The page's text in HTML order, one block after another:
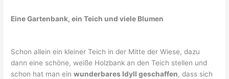
Eine Gartenbank, ein Teich und viele Blumen
Schon allein ein kleiner Teich in der Mitte der Wiese, dazu
dann eine schöne, weiße Holzbank an den Teich stellen und
schon hat man einwunderbares Idyll geschaffen, dass sich